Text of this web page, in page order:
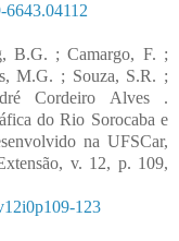
6643.04112
B.G. ; Camargo, F. ;
M.G. ; Souza, S.R. ;
Cordeiro Alves .
do Rio Sorocaba e
na UFSCar,
v. 12, p. 109,
123